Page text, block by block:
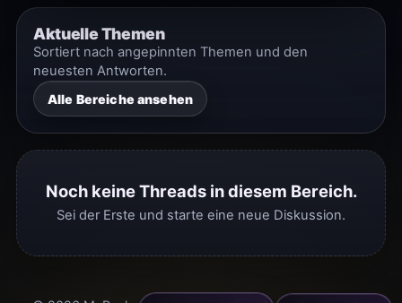
Aktuelle Themen
Sortiert nach angepinnten Themen und den
neuesten Antworten.
Alle Bereiche ansehen
Noch keine Threads in diesem Bereich.
Sei der Erste und starte eine neue Diskussion.